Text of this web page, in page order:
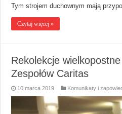
Tym strojem duchownym mają
Czytaj więcej »
Rekolekcje
Zespołów Caritas
10 marca 2019 Komunikaty i